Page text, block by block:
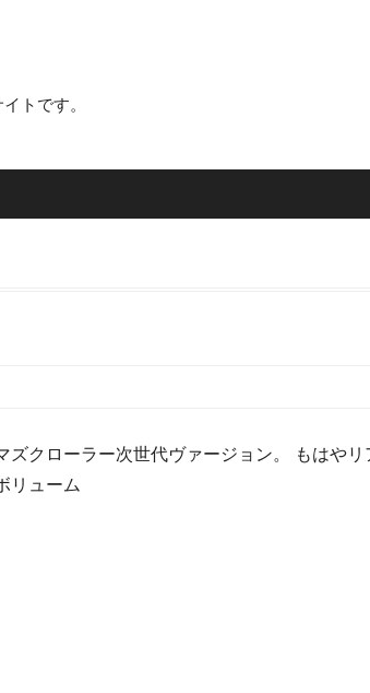
トです。
ローラー次世代ヴァージョン。 もはやリ
リューム